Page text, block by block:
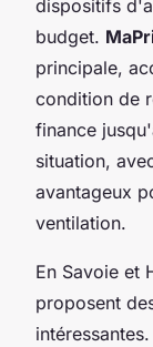
dispositifs
budget.
principale,
condition de
finance
situation,
avantageux
ventilation.
En Savoie et
proposent